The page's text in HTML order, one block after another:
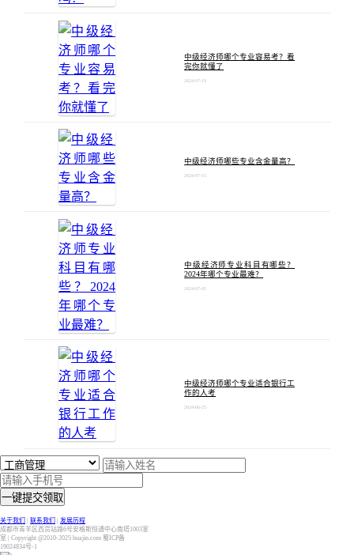
中级经济师哪个专业容易考？看
完你就懂了
2024-07-19
中级经济师哪些专业含金量高？
2024-07-15
中级经济师专业科目有哪些？
2024年哪个专业最难？
2024-07-05
中级经济师哪个专业适合银行工
作的人考
2024-06-25
一键提交领取
关于我们 联系我们
发展历程
成都市青羊区西货站路6号安格斯恒通中心南塔1003室
室 | Copyright @2010-2025 huajin.com 蜀ICP备
19024834号-1